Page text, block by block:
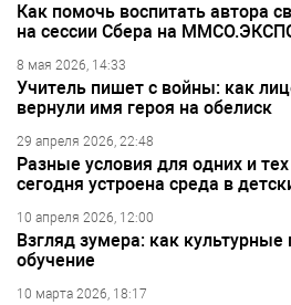
Как помочь воспитать автора
на сессии Сбера на
8 мая 2026, 14:33
Учитель пишет с войны: как
вернули имя героя на обелиск
29 апреля 2026, 22:48
Разные условия для одних и
сегодня устроена среда в
10 апреля 2026, 12:00
Взгляд зумера: как
обучение
10 марта 2026, 18:17